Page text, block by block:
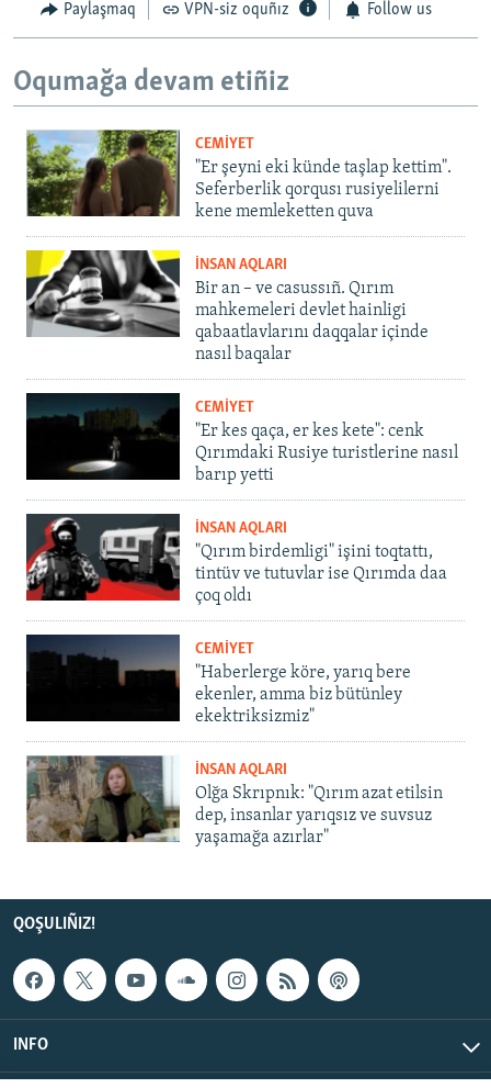
Paylaşmaq VPN-siz oquñız Follow us
Oqumağa devam etiñiz
CEMİYET
"Er şeyni eki künde taşlap kettim".
Seferberlik qorqusı rusiyelilerni
kene memleketten quva
İNSAN AQLARI
Bir an – ve casussıñ. Qırım
mahkemeleri devlet hainligi
qabaatlavlarını daqqalar içinde
nasıl baqalar
CEMİYET
"Er kes qaça, er kes kete": cenk
Qırımdaki Rusiye turistlerine nasıl
barıp yetti
İNSAN AQLARI
"Qırım birdemligi" işini toqtattı,
tintüv ve tutuvlar ise Qırımda daa
çoq oldı
CEMİYET
"Haberlerge köre, yarıq bere
ekenler, amma biz bütünley
ekektriksizmiz"
İNSAN AQLARI
Olğa Skrıpnık: "Qırım azat etilsin
dep, insanlar yarıqsız ve suvsuz
yaşamağa azırlar"
QOŞULIÑIZ!
INFO